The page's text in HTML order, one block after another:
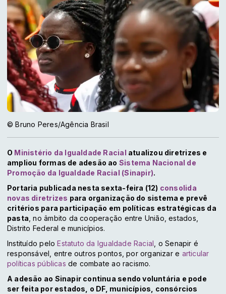
© Bruno Peres/Agência Brasil
O Ministério da Igualdade Racial atualizou diretrizes e
ampliou formas de adesão ao Sistema Nacional de
Promoção da Igualdade Racial (Sinapir).
Portaria publicada nesta sexta-feira (12) consolida
novas diretrizes para organização do sistema e prevê
critérios para participação em políticas estratégicas da
pasta , no âmbito da cooperação entre União, estados,
Distrito Federal e municípios.
Instituído peloEstatuto da Igualdade Racial , o Senapir é
responsável, entre outros pontos, por organizar e articular
políticas públicas de combate ao racismo.
A adesão ao Sinapir continua sendo voluntária e pode
ser feita por estados, o DF, municípios, consórcios